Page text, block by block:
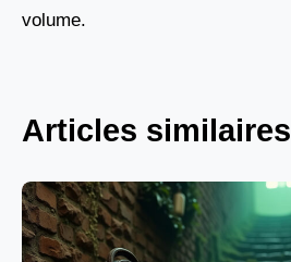
volume.
Articles similaires